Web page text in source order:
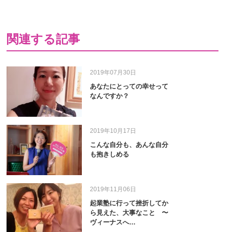
関連する記事
2019年07月30日
あなたにとっての幸せって
なんですか？
2019年10月17日
こんな自分も、あんな自分
も抱きしめる
2019年11月06日
起業塾に行って挫折してか
ら見えた、大事なこと 〜
ヴィーナスへ…